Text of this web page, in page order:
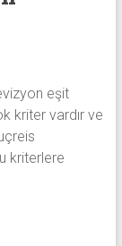
eşit
kriter vardır ve
kriterlere